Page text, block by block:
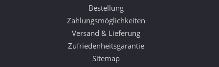
Bestellung
Zahlungsmöglichkeiten
Versand & Lieferung
Zufriedenheitsgarantie
Sitemap